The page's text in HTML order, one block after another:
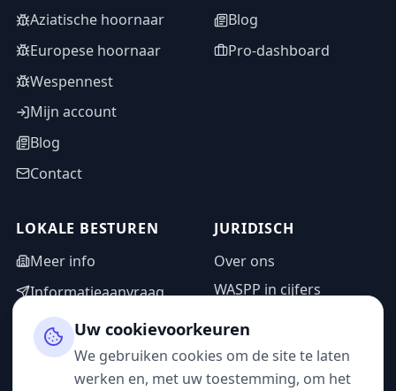
Aziatische hoornaar
Europese hoornaar
Wespennest
Mijn account
Blog
Contact
Blog
Pro-dashboard
LOKALE BESTUREN
Meer info
Informatieaanvraag
Adminzone
JURIDISCH
Over ons
WASPP in cijfers
Privacybeleid
Gebruiksvoorwaarden
Uw cookievoorkeuren
We gebruiken cookies om de site te laten
werken en, met uw toestemming, om het